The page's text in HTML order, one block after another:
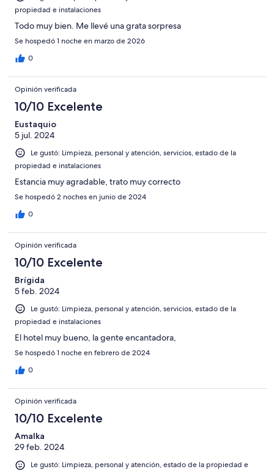
propiedad e instalaciones
Todo muy bien. Me llevé una grata sorpresa
Se hospedó 1 noche en marzo de 2026
0
Opinión verificada
10/10 Excelente
Eustaquio
5 jul. 2024
Le gustó: Limpieza, personal y atención, servicios, estado de la
propiedad e instalaciones
Estancia muy agradable, trato muy correcto
Se hospedó 2 noches en junio de 2024
0
Opinión verificada
10/10 Excelente
Brígida
5 feb. 2024
Le gustó: Limpieza, personal y atención, servicios, estado de la
propiedad e instalaciones
El hotel muy bueno, la gente encantadora,
Se hospedó 1 noche en febrero de 2024
0
Opinión verificada
10/10 Excelente
Amalka
29 feb. 2024
Le gustó: Limpieza, personal y atención, estado de la propiedad e